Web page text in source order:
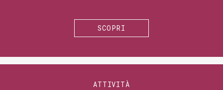
SCOPRI
ATTIVITÀ